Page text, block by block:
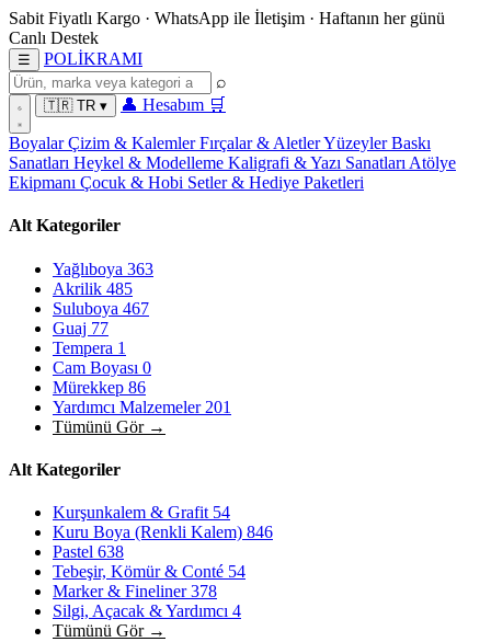
Sabit Fiyatlı Kargo · WhatsApp ile İletişim · Haftanın her günü
Canlı Destek
☰ POLİKRAMI
⌕
🇹🇷 TR ▾ 👤 Hesabım 🛒
BoyalarÇizim & KalemlerFırçalar & AletlerYüzeylerBaskı
Sanatları Heykel & Modelleme Kaligrafi & Yazı Sanatları Atölye
Ekipmanı Çocuk & Hobi Setler & Hediye Paketleri
Alt Kategoriler
Yağlıboya 363
Akrilik 485
Suluboya 467
Guaj 77
Tempera 1
Cam Boyası 0
Mürekkep 86
Yardımcı Malzemeler 201
Tümünü Gör →
Alt Kategoriler
Kurşunkalem & Grafit 54
Kuru Boya (Renkli Kalem) 846
Pastel 638
Tebeşir, Kömür & Conté 54
Marker & Fineliner378
Silgi, Açacak & Yardımcı 4
Tümünü Gör →